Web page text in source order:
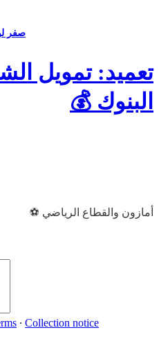
صفر
تعميد: تمويل
البنوك 💰
أمازون والقطاع الرياضي ⚽
∙ Collection notice